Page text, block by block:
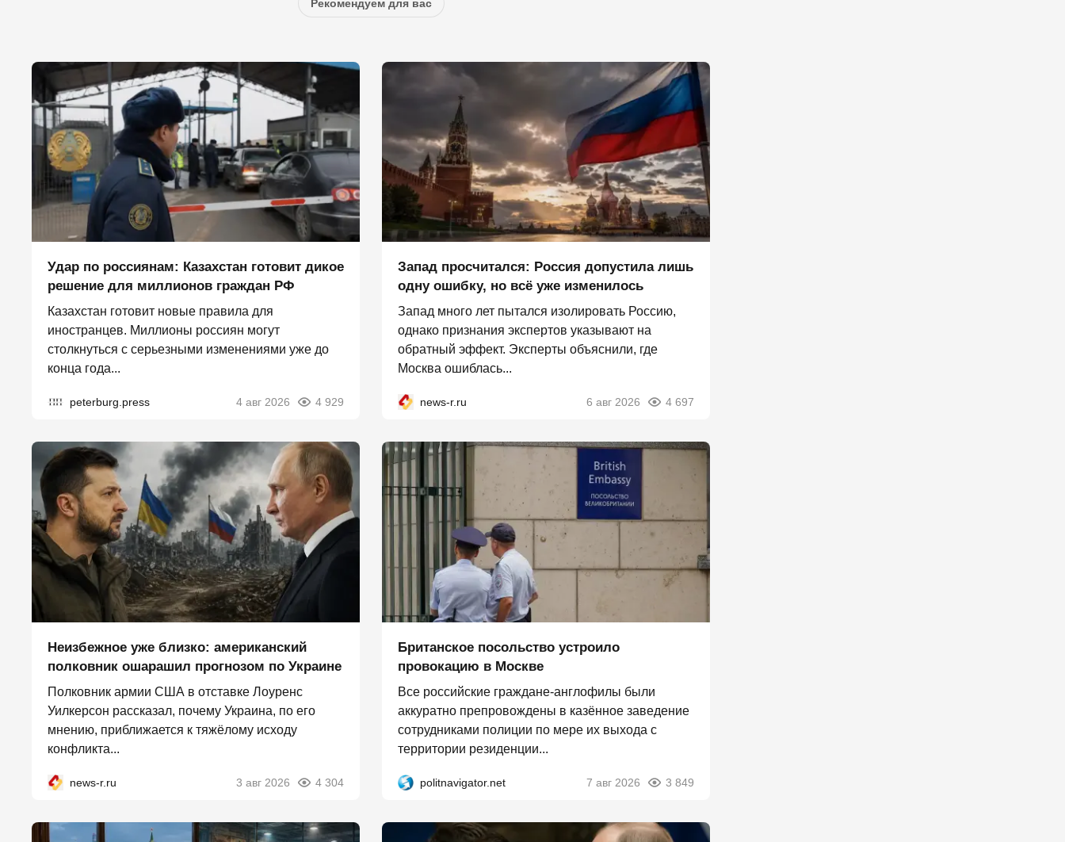
Рекомендуем для вас
Удар по россиянам: Казахстан готовит дикое
решение для миллионов граждан РФ
Казахстан готовит новые правила для
иностранцев. Миллионы россиян могут
столкнуться с серьезными изменениями уже до
конца года...
peterburg.press 4 авг 2026 4 929
Запад просчитался: Россия допустила лишь
одну ошибку, но всё уже изменилось
Запад много лет пытался изолировать Россию,
однако признания экспертов указывают на
обратный эффект. Эксперты объяснили, где
Москва ошиблась...
news-r.ru 6 авг 2026 4 697
Неизбежное уже близко: американский
полковник ошарашил прогнозом по Украине
Полковник армии США в отставке Лоуренс
Уилкерсон рассказал, почему Украина, по его
мнению, приближается к тяжёлому исходу
конфликта...
news-r.ru 3 авг 2026 4 304
Британское посольство устроило
провокацию в Москве
Все российские граждане-англофилы были
аккуратно препровождены в казённое заведение
сотрудниками полиции по мере их выхода с
территории резиденции...
politnavigator.net 7 авг 2026 3 849